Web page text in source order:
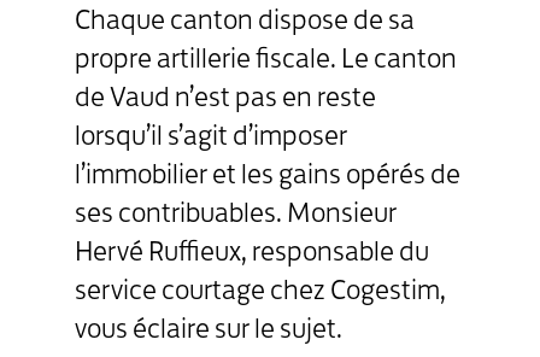
Chaque canton dispose de sa
propre artillerie fiscale. Le canton
de Vaud n’est pas en reste
lorsqu’il s’agit d’imposer
l’immobilier et les gains opérés de
ses contribuables. Monsieur
Hervé Ruffieux, responsable du
service courtage chez Cogestim,
vous éclaire sur le sujet.